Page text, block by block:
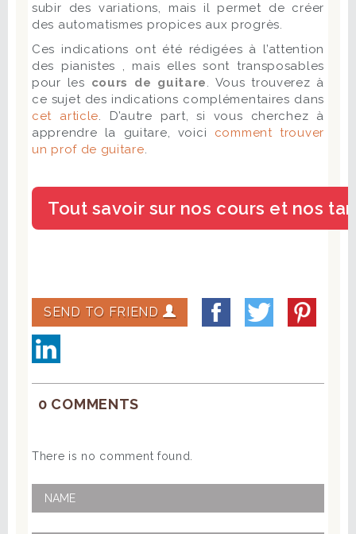
subir des variations, mais il permet de créer
des automatismes propices aux progrès.
Ces indications ont été rédigées à l’attention
des pianistes , mais elles sont transposables
pour les cours de guitare. Vous trouverez à
ce sujet des indications complémentaires dans
cet article. D’autre part, si vous cherchez à
apprendre la guitare, voici comment trouver
un prof de guitare.
SEND TO FRIEND
0 COMMENTS
There is no comment found.